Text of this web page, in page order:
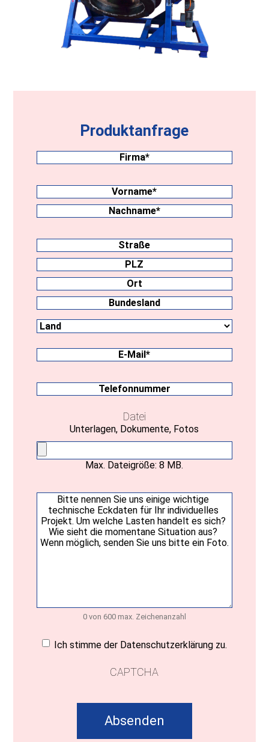
Produktanfrage
Firma(erforderlich)
Nachname(erforderlich)
Vorname
Anschrift
Straße
PLZ
Ort
E-
Mail(erforderlich)
Telefonnummer
Datei
Unterlagen, Dokumente, Fotos
Max. Dateigröße: 8 MB.
Ihre
Nachricht(erforderlich)
0 von 600 max. Zeichenanzahl
Einwilligung(erforderlich)
Ich stimme der Datenschutzerklärung zu.
CAPTCHA